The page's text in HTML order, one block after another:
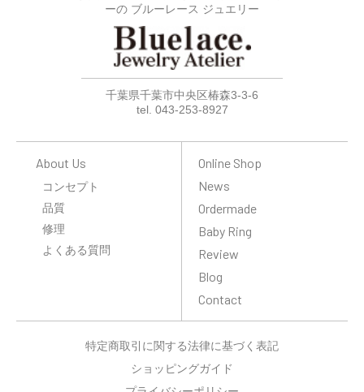
ーの ブルーレース ジュエリー
千葉県千葉市中央区椿森3-3-6
tel. 043-253-8927
About Us
コンセプト
品質
修理
よくある質問
Online Shop
News
Ordermade
Baby Ring
Review
Blog
Contact
特定商取引に関する法律に基づく表記
ショッピングガイド